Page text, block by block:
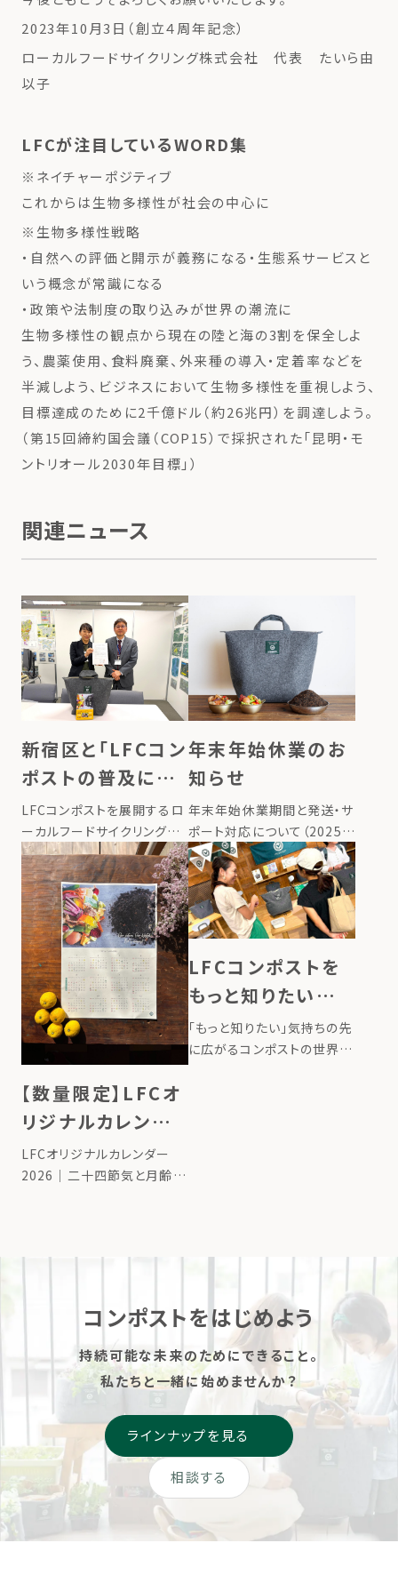
2023年10月3日（創立４周年記念）
ローカルフードサイクリング株式会社 代表 たいら由
以子
LFCが注目しているWORD集
※ネイチャーポジティブ
これからは生物多様性が社会の中心に
※生物多様性戦略
・自然への評価と開示が義務になる・生態系サービスと
いう概念が常識になる
・政策や法制度の取り込みが世界の潮流に
生物多様性の観点から現在の陸と海の3割を保全しよ
う、農薬使用、食料廃棄、外来種の導入・定着率などを
半減しよう、ビジネスにおいて生物多様性を重視しよう、
目標達成のために2千億ドル（約26兆円）を調達しよう。
（第15回締約国会議（COP15）で採択された「昆明・モ
ントリオール2030年目標」）
関連ニュース
新宿区と「LFCコン
ポストの普及によ
る食品ロス削減の
推進に関する覚書」
を締結
LFCコンポストを展開するロ
ーカルフードサイクリング株
式会社は、2025年12月、新
宿区と「LFCコンポストの普
及による食品ロス削減の推
進に関する覚書」を締結しま
した。 東京都新宿区には35
万人が暮らしており（2025年
[…]
年末年始休業のお
知らせ
年末年始休業期間と発送・サ
ポート対応について（2025–
2026） いつもLFCコンポスト
をご愛顧いただき、誠にあり
がとうございます。平素より
格別のお引き立てを賜り、心
より御礼申し上げます。 誠に
勝手ながら、ローカルフー
【数量限定】LFCオ
リジナルカレンダ
ー2026販売
LFCオリジナルカレンダー
2026｜二十四節気と月齢で
を一枚に カレンダーの仕様
LFCコンポストを
もっと知りたい方
へ。アンバサダー講
座のご案内
「もっと知りたい」気持ちの先
に広がるコンポストの世界
コンポストをはじめよう
持続可能な未来のためにできること。
私たちと一緒に始めませんか？
相談する
ラインナップを見る